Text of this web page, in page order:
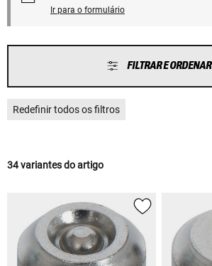
Ir para o formulário
FILTRAR E ORDENAR
Redefinir todos os filtros
34 variantes do artigo